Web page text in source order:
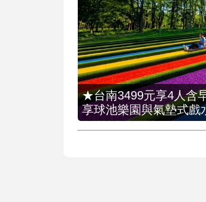
★台南3499元享4人含
享球池樂園與氣墊式戲